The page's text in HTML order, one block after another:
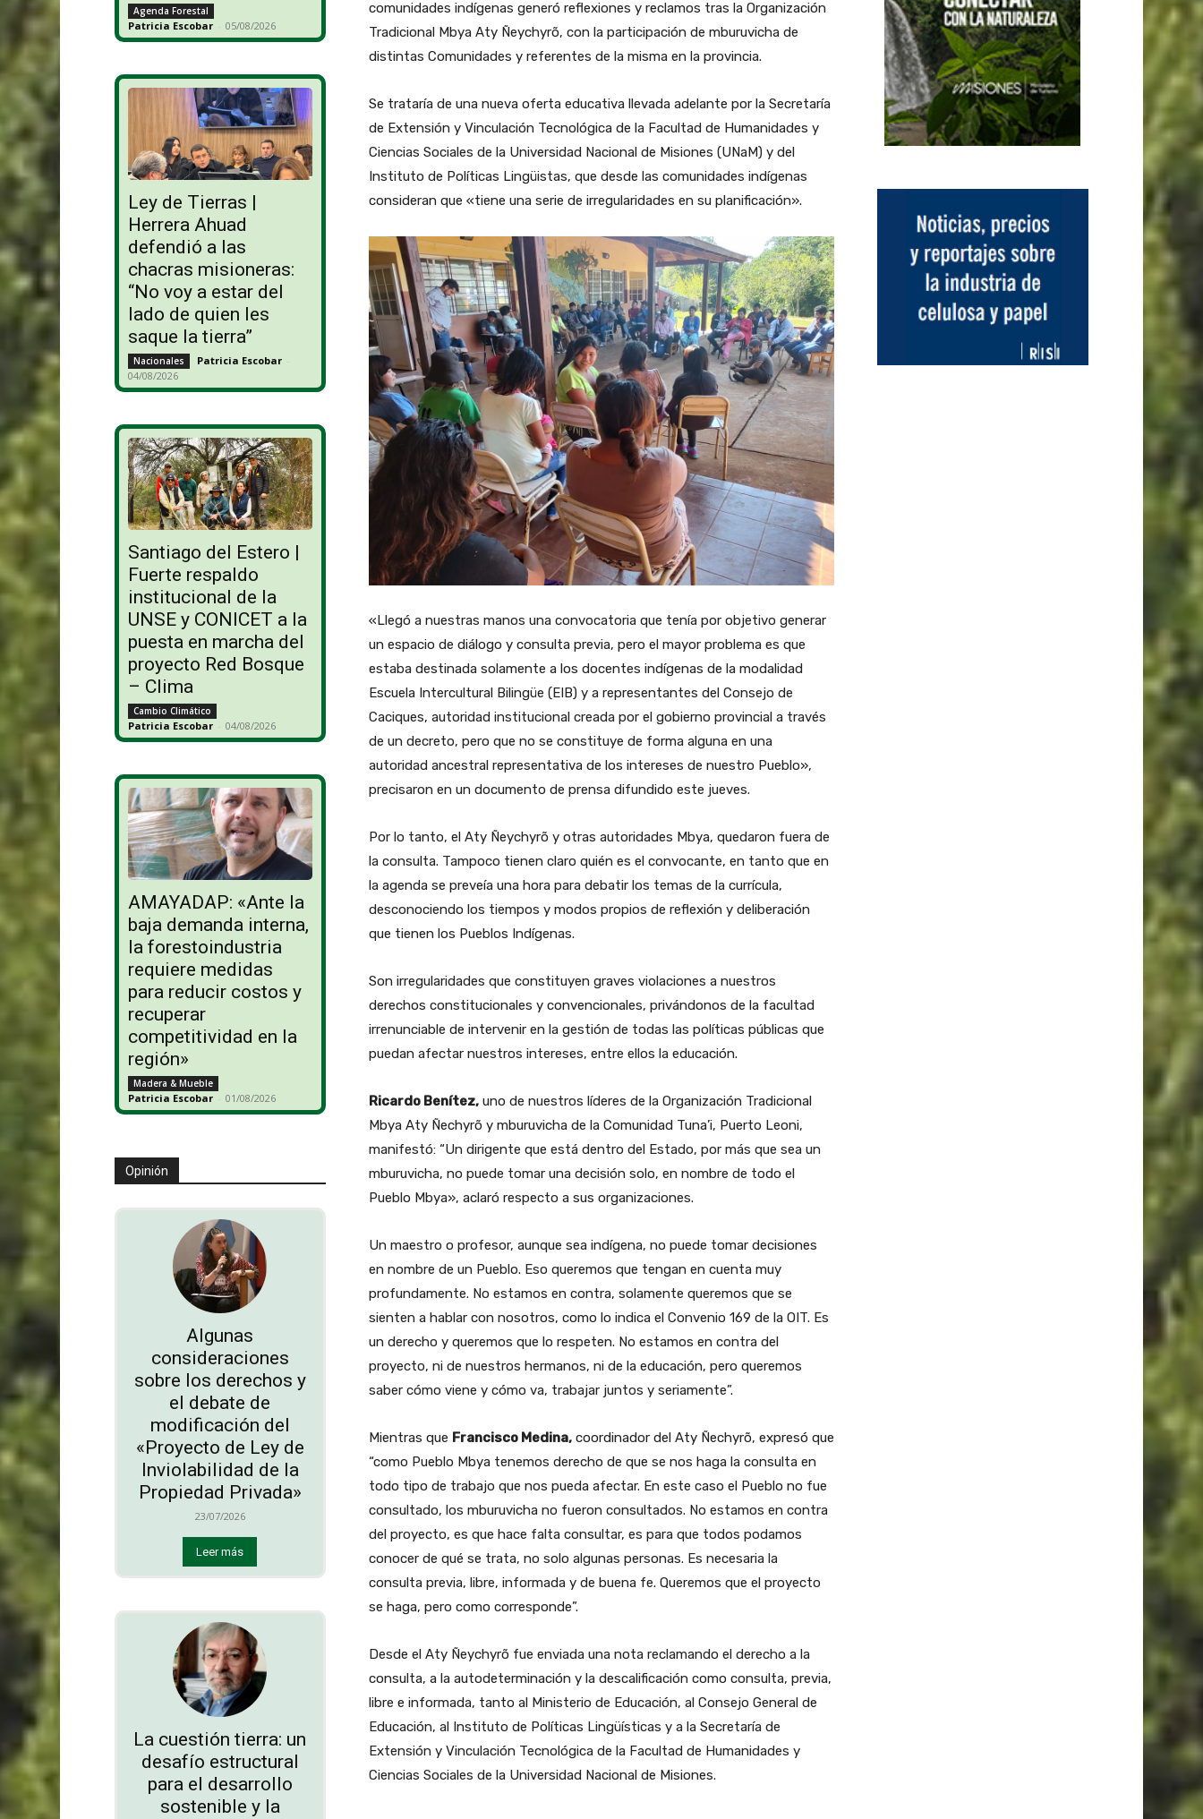
Agenda Forestal
Patricia Escobar - 05/08/2026
Ley de Tierras |
Herrera Ahuad
defendió a las
chacras misioneras:
“No voy a estar del
lado de quien les
saque la tierra”
Nacionales Patricia Escobar -
04/08/2026
Santiago del Estero |
Fuerte respaldo
institucional de la
UNSE y CONICET a la
puesta en marcha del
proyecto Red Bosque
– Clima
Cambio Climático
Patricia Escobar - 04/08/2026
AMAYADAP: «Ante la
baja demanda interna,
la forestoindustria
requiere medidas
para reducir costos y
recuperar
competitividad en la
región»
Madera & Mueble
Patricia Escobar - 01/08/2026
Opinión
Algunas
consideraciones
sobre los derechos y
el debate de
modificación del
«Proyecto de Ley de
Inviolabilidad de la
Propiedad Privada»
23/07/2026
Leer más
La cuestión tierra: un
desafío estructural
para el desarrollo
sostenible y la
comunidades indígenas generó reflexiones y reclamos tras la Organización
Tradicional Mbya Aty Ñeychyrõ, con la participación de mburuvicha de
distintas Comunidades y referentes de la misma en la provincia.
Se trataría de una nueva oferta educativa llevada adelante por la Secretaría
de Extensión y Vinculación Tecnológica de la Facultad de Humanidades y
Ciencias Sociales de la Universidad Nacional de Misiones (UNaM) y del
Instituto de Políticas Lingüistas, que desde las comunidades indígenas
consideran que «tiene una serie de irregularidades en su planificación».
«Llegó a nuestras manos una convocatoria que tenía por objetivo generar
un espacio de diálogo y consulta previa, pero el mayor problema es que
estaba destinada solamente a los docentes indígenas de la modalidad
Escuela Intercultural Bilingüe (EIB) y a representantes del Consejo de
Caciques, autoridad institucional creada por el gobierno provincial a través
de un decreto, pero que no se constituye de forma alguna en una
autoridad ancestral representativa de los intereses de nuestro Pueblo»,
precisaron en un documento de prensa difundido este jueves.
Por lo tanto, el Aty Ñeychyrõ y otras autoridades Mbya, quedaron fuera de
la consulta. Tampoco tienen claro quién es el convocante, en tanto que en
la agenda se preveía una hora para debatir los temas de la currícula,
desconociendo los tiempos y modos propios de reflexión y deliberación
que tienen los Pueblos Indígenas.
Son irregularidades que constituyen graves violaciones a nuestros
derechos constitucionales y convencionales, privándonos de la facultad
irrenunciable de intervenir en la gestión de todas las políticas públicas que
puedan afectar nuestros intereses, entre ellos la educación.
Ricardo Benítez,uno de nuestros líderes de la Organización Tradicional
Mbya Aty Ñechyrõ y mburuvicha de la Comunidad Tuna’i, Puerto Leoni,
manifestó: “Un dirigente que está dentro del Estado, por más que sea un
mburuvicha, no puede tomar una decisión solo, en nombre de todo el
Pueblo Mbya», aclaró respecto a sus organizaciones.
Un maestro o profesor, aunque sea indígena, no puede tomar decisiones
en nombre de un Pueblo. Eso queremos que tengan en cuenta muy
profundamente. No estamos en contra, solamente queremos que se
sienten a hablar con nosotros, como lo indica el Convenio 169 de la OIT. Es
un derecho y queremos que lo respeten. No estamos en contra del
proyecto, ni de nuestros hermanos, ni de la educación, pero queremos
saber cómo viene y cómo va, trabajar juntos y seriamente”.
Mientras que Francisco Medina,coordinador del Aty Ñechyrõ, expresó que
“como Pueblo Mbya tenemos derecho de que se nos haga la consulta en
todo tipo de trabajo que nos pueda afectar. En este caso el Pueblo no fue
consultado, los mburuvicha no fueron consultados. No estamos en contra
del proyecto, es que hace falta consultar, es para que todos podamos
conocer de qué se trata, no solo algunas personas. Es necesaria la
consulta previa, libre, informada y de buena fe. Queremos que el proyecto
se haga, pero como corresponde”.
Desde el Aty Ñeychyrõ fue enviada una nota reclamando el derecho a la
consulta, a la autodeterminación y la descalificación como consulta, previa,
libre e informada, tanto al Ministerio de Educación, al Consejo General de
Educación, al Instituto de Políticas Lingüísticas y a la Secretaría de
Extensión y Vinculación Tecnológica de la Facultad de Humanidades y
Ciencias Sociales de la Universidad Nacional de Misiones.